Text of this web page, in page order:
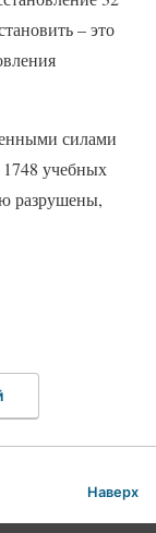
– это
силами
учебных
разрушены,
Наверх